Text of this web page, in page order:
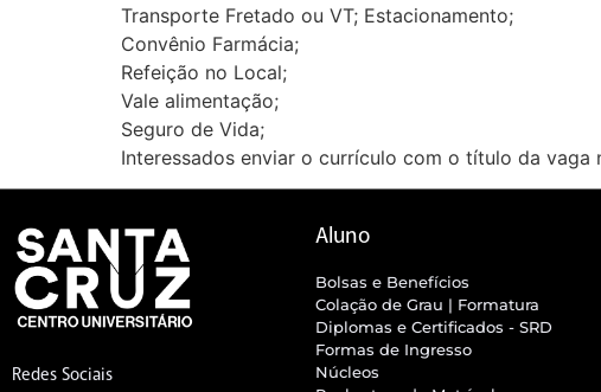
Transporte Fretado ou VT; Estacionamento;
Convênio Farmácia;
Refeição no Local;
Vale alimentação;
Seguro de Vida;
Interessados enviar o currículo com o título da vaga
Redes Sociais
Aluno
Bolsas e Benefícios
Colação de Grau | Formatura
Diplomas e Certificados - SRD
Formas de Ingresso
Núcleos